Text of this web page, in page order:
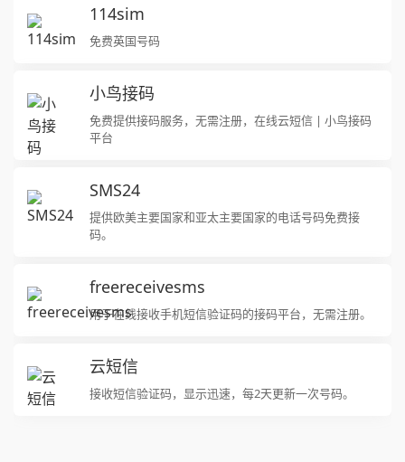
114sim
免费英国号码
小鸟接码
免费提供接码服务，无需注册，在线云短信 | 小鸟接码
平台
SMS24
提供欧美主要国家和亚太主要国家的电话号码免费接
码。
freereceivesms
用于在线接收手机短信验证码的接码平台，无需注册。
云短信
接收短信验证码，显示迅速，每2天更新一次号码。